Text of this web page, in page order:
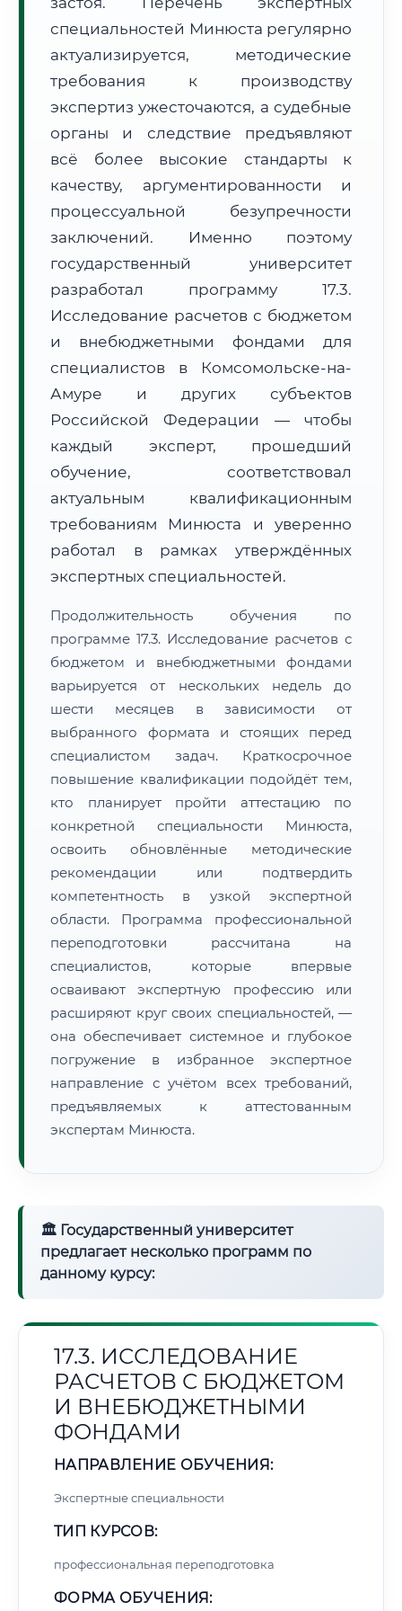
Часовой пояс:
МСК+7 (UTC+10)
Формат учебы:
Дистанционно
🗺️ Зона обслуживания: г. Комсомольск-на-Амуре
Расчет логистики оригиналов:
~3 577 км
• Экспресс-доставка СДЭК / Почтой: 5–7 рабочих дней
📜 Документы и аккредитация ФИС ФРДО
🔍Нажмите на документ для увеличения и просмотра
специальностей Минюста регулярно
актуализируется, методические
требования к производству
экспертиз ужесточаются, а судебные
органы и следствие предъявляют
всё более высокие стандарты к
качеству, аргументированности и
процессуальной безупречности
заключений. Именно поэтому
государственный университет
разработал программу 17.3.
Исследование расчетов с бюджетом
и внебюджетными фондами для
специалистов в Комсомольске-на-
Амуре и других субъектов
Российской Федерации — чтобы
каждый эксперт, прошедший
обучение, соответствовал
актуальным квалификационным
требованиям Минюста и уверенно
работал в рамках утверждённых
экспертных специальностей.
Продолжительность обучения по
программе 17.3. Исследование расчетов с
бюджетом и внебюджетными фондами
варьируется от нескольких недель до
шести месяцев в зависимости от
выбранного формата и стоящих перед
специалистом задач. Краткосрочное
повышение квалификации подойдёт тем,
кто планирует пройти аттестацию по
конкретной специальности Минюста,
освоить обновлённые методические
рекомендации или подтвердить
компетентность в узкой экспертной
области. Программа профессиональной
переподготовки рассчитана на
специалистов, которые впервые
осваивают экспертную профессию или
расширяют круг своих специальностей, —
она обеспечивает системное и глубокое
погружение в избранное экспертное
направление с учётом всех требований,
предъявляемых к аттестованным
экспертам Минюста.
🏛 Государственный университет
предлагает несколько программ по
данному курсу:
17.3. ИССЛЕДОВАНИЕ
РАСЧЕТОВ С БЮДЖЕТОМ
И ВНЕБЮДЖЕТНЫМИ
ФОНДАМИ
НАПРАВЛЕНИЕ ОБУЧЕНИЯ:
Экспертные специальности
ТИП КУРСОВ:
профессиональная переподготовка
ФОРМА ОБУЧЕНИЯ: